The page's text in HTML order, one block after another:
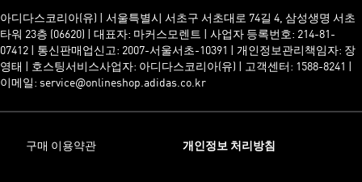
아디다스코리아(유) | 서울특별시 서초구 서초대로 74길 4, 삼성생명 서초
타워 23층 (06620) | 대표자: 마커스모렌트 | 사업자 등록번호: 214-81-
07412 | 통신판매업신고: 2007-서울서초-10391 | 개인정보관리책임자: 장
영태 | 호스팅서비스사업자: 아디다스코리아(유) | 고객센터: 1588-8241 |
이메일: service@onlineshop.adidas.co.kr
구매 이용약관 개인정보 처리방침